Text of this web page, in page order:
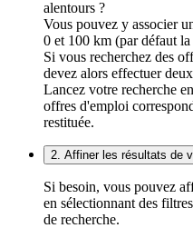
alentours ?
Vous pouvez y associer
0 et 100 km (par défaut
Si vous recherchez des
devez alors effectuer
Lancez votre recherche
offres d'emploi
restituée.
2. Affiner les résultats de
Si besoin, vous pouvez
en sélectionnant des
de recherche.